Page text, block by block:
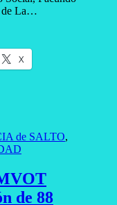
de La…
X
de SALTO,
de 88